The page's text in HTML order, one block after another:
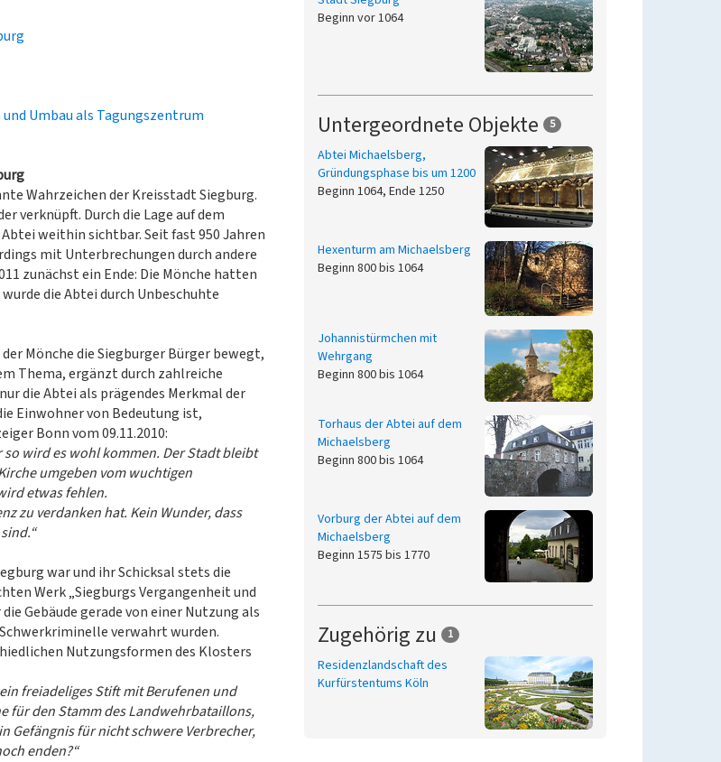
Umbau als Tagungszentrum
Wahrzeichen der Kreisstadt Siegburg.
verknüpft. Durch die Lage auf dem
weithin sichtbar. Seit fast 950 Jahren
mit Unterbrechungen durch andere
zunächst ein Ende: Die Mönche hatten
die Abtei durch Unbeschuhte
Mönche die Siegburger Bürger bewegt,
Thema, ergänzt durch zahlreiche
die Abtei als prägendes Merkmal der
Einwohner von Bedeutung ist,
Bonn vom 09.11.2010:
wird es wohl kommen. Der Stadt bleibt
umgeben vom wuchtigen
etwas fehlen.
zu verdanken hat. Kein Wunder, dass
war und ihr Schicksal stets die
Werk „Siegburgs Vergangenheit und
Gebäude gerade von einer Nutzung als
verwahrt wurden.
Nutzungsformen des Klosters
freiadeliges Stift mit Berufenen und
für den Stamm des Landwehrbataillons,
Gefängnis für nicht schwere Verbrecher,
enden?“
Beginn vor 1064
Untergeordnete Objekte 5
Abtei Michaelsberg,
Gründungsphase bis um 1200
Beginn 1064, Ende 1250
Hexenturm am Michaelsberg
Beginn 800 bis 1064
Johannistürmchen mit
Wehrgang
Beginn 800 bis 1064
Torhaus der Abtei auf dem
Michaelsberg
Beginn 800 bis 1064
Vorburg der Abtei auf dem
Michaelsberg
Beginn 1575 bis 1770
Zugehörig zu 1
Residenzlandschaft des
Kurfürstentums Köln